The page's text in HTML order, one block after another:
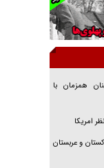
بود
بیان
قوانین سخت‌گیرانه ۶ قاره در
مقاومت
همزمان با
امریکا
و عربستان